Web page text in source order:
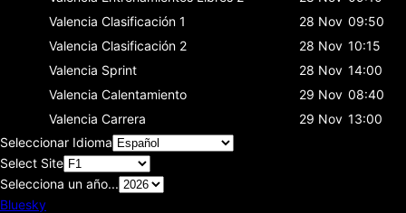
Valencia Clasificación 1 28 Nov 09:50
Valencia Clasificación 2 28 Nov 10:15
Valencia Sprint 28 Nov 14:00
Valencia Calentamiento 29 Nov 08:40
Valencia Carrera 29 Nov 13:00
Seleccionar Idioma
Select Site
Selecciona un año...
Bluesky